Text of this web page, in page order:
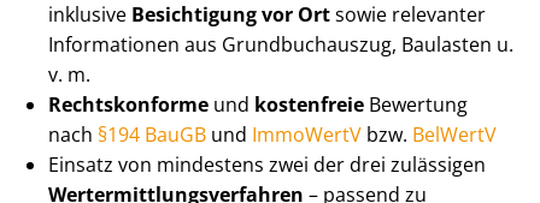
inklusive Besichtigung vor Ortsowie relevanter
Informationen aus Grundbuchauszug, Baulasten u.
v. m.
Rechtskonforme und kostenfreie Bewertung
nach §194 BauGB und ImmoWertV bzw. BelWertV
Einsatz von mindestens zwei der drei zulässigen
Wert­ermitt­lungs­ver­fah­ren – passend zu